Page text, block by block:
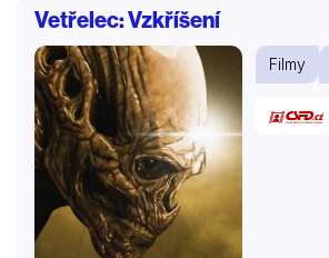
Vetřelec: Vzkříšení
Filmy